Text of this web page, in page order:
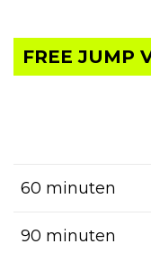
FREE JUMP
60 minuten
90 minuten